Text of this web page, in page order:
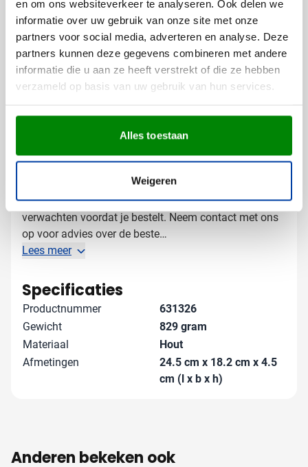
en om ons websiteverkeer te analyseren. Ook delen we
informatie over uw gebruik van onze site met onze
partners voor social media, adverteren en analyse. Deze
partners kunnen deze gegevens combineren met andere
informatie die u aan ze heeft verstrekt of die ze hebben
verzameld op basis van uw gebruik van hun services.
Alles toestaan
Weigeren
Mogelijk in verschillende kleuren voor optimale
zichtbaarheid
Door je logo op deze premium giftset te laten
bedrukken, versterk je de band met je relaties op een
smakelijke en memorabele manier.
Gratis digitaal voorbeeld van je
bedrukte wijndoos
eruitziet? Vraag eenvoudig een gratis digitaal
voorbeeld aan. Zo weet je precies wat je kunt
verwachten voordat je bestelt. Neem contact met ons
op voor advies over de beste
bedrukkingsmogelijkheden of bijzondere wensen - we
Lees meer
Specificaties
Productnummer
631326
Gewicht
829 gram
Materiaal
Hout
Afmetingen
24.5 cm x 18.2 cm x 4.5
cm (l x b x h)
Anderen bekeken ook